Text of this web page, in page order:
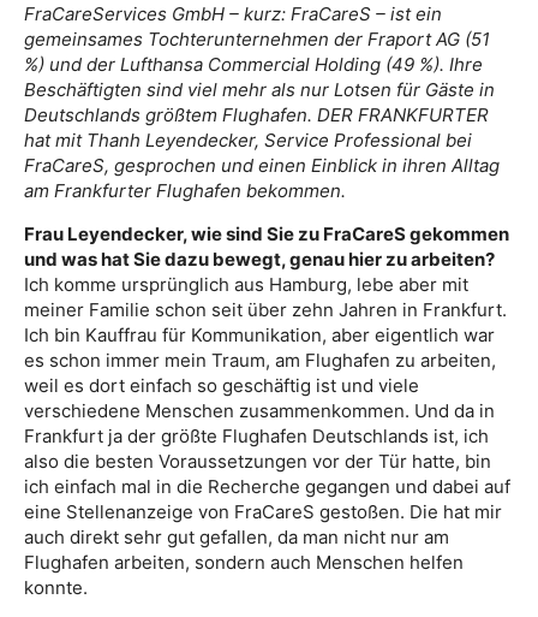
FraCareServices GmbH – kurz: FraCareS – ist ein
gemeinsames Tochterunternehmen der Fraport AG (51
%) und der Lufthansa Commercial Holding (49 %). Ihre
Beschäftigten sind viel mehr als nur Lotsen für Gäste in
Deutschlands größtem Flughafen. DER FRANKFURTER
hat mit Thanh Leyendecker, Service Professional bei
FraCareS, gesprochen und einen Einblick in ihren Alltag
am Frankfurter Flughafen bekommen.
Frau Leyendecker, wie sind Sie zu FraCareS gekommen
und was hat Sie dazu bewegt, genau hier zu arbeiten?
Ich komme ursprünglich aus Hamburg, lebe aber mit
meiner Familie schon seit über zehn Jahren in Frankfurt.
Ich bin Kauffrau für Kommunikation, aber eigentlich war
es schon immer mein Traum, am Flughafen zu arbeiten,
weil es dort einfach so geschäftig ist und viele
verschiedene Menschen zusammenkommen. Und da in
Frankfurt ja der größte Flughafen Deutschlands ist, ich
also die besten Voraussetzungen vor der Tür hatte, bin
ich einfach mal in die Recherche gegangen und dabei auf
eine Stellenanzeige von FraCareS gestoßen. Die hat mir
auch direkt sehr gut gefallen, da man nicht nur am
Flughafen arbeiten, sondern auch Menschen helfen
konnte.